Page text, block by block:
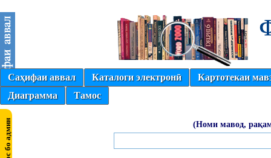
Саҳифаи аввал Каталоги электронӣ
Картотекаи
Диаграмма
Тамос
(Номи мавод,